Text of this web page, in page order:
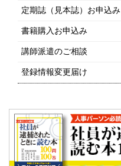
定期誌（見本誌）お申込み
書籍購入お申込み
講師派遣のご相談
登録情報変更届け